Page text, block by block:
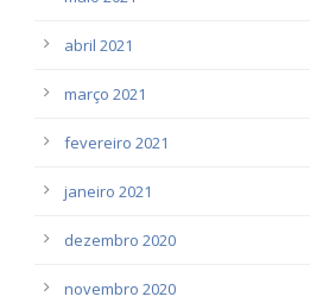
abril 2021
março 2021
fevereiro 2021
janeiro 2021
dezembro 2020
novembro 2020